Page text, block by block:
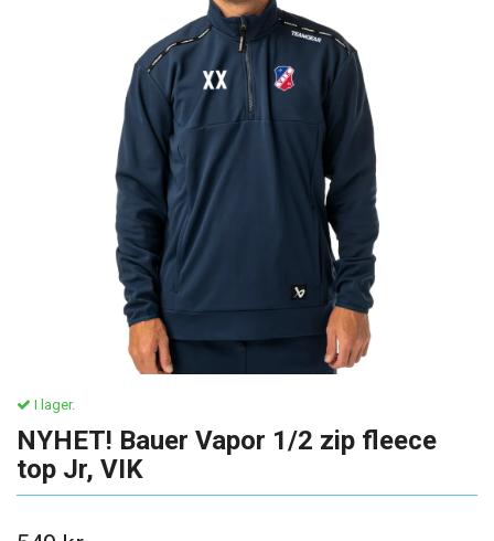
I lager.
NYHET! Bauer Vapor 1/2 zip fleece
top Jr, VIK